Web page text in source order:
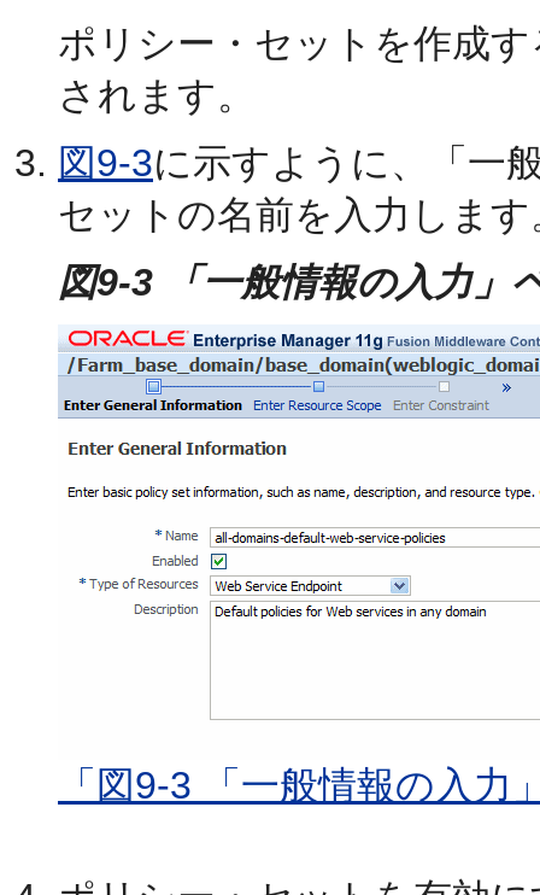
ポリシー・セットを作成
されます。
図9-3に示すように、
「一
セットの名前を入力します
図9-3 「一般情報の入力」
「図9-3 「一般情報の入力